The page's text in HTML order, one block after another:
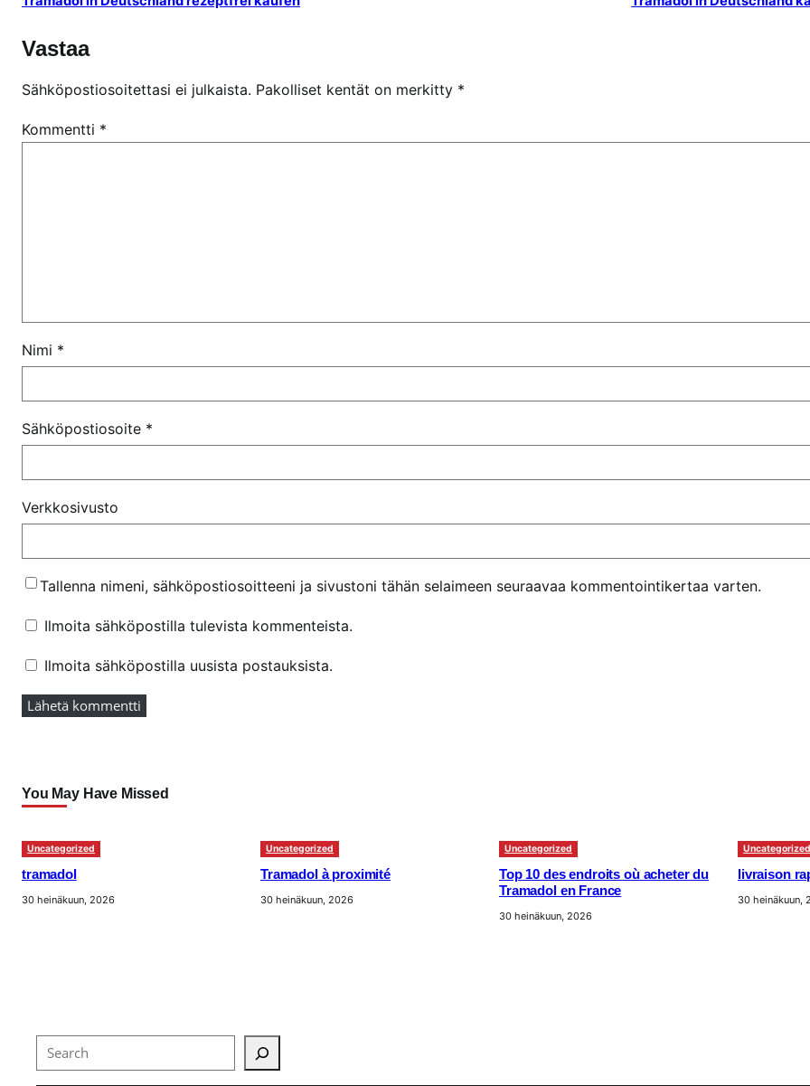
Vastaa
Sähköpostiosoitettasi ei julkaista. Pakolliset kentät on merkitty *
Kommentti *
Nimi *
Sähköpostiosoite *
Verkkosivusto
Tallenna nimeni, sähköpostiosoitteeni ja sivustoni tähän selaimeen seuraavaa kommentointikertaa varten.
Ilmoita sähköpostilla tulevista kommenteista.
Ilmoita sähköpostilla uusista postauksista.
You May Have Missed
Uncategorized
tramadol
30 heinäkuun, 2026
Uncategorized
Tramadol à proximité
30 heinäkuun, 2026
Uncategorized
Top 10 des endroits où acheter du
Tramadol en France
30 heinäkuun, 2026
Uncategorized
livraison
30 heinäkuun,
Search